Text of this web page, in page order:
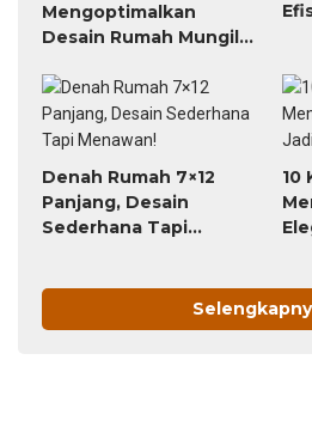
Mengoptimalkan
Desain Rumah Mungil
Denah Rumah 7×12
Panjang, Desain
Sederhana Tapi
10